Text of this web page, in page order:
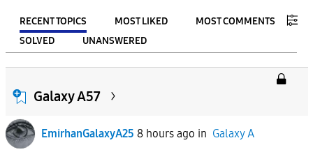
RECENT TOPICS MOST LIKED
MOST COMMENTS
SOLVED
UNANSWERED
FILTER:
From
To
Galaxy A57
EmirhanGalaxyA25 8 hours ago in Galaxy A